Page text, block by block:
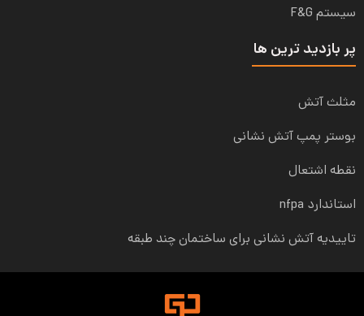
سیستم F&G
پر بازدید ترین ها
مثلث آتش
بوستر پمپ آتش نشانی
نقطه اشتعال
استاندارد nfpa
تاییدیه آتش نشانی برای ساختمان چند طبقه